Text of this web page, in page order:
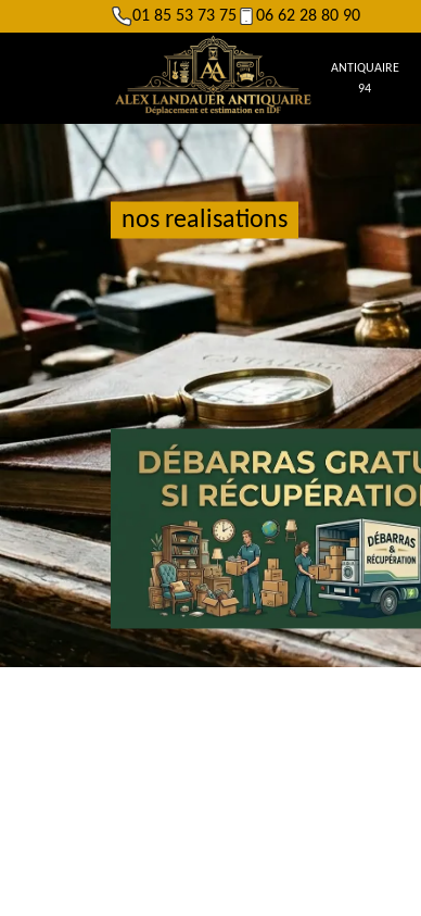
01 85 53 73 75 06 62 28 80 90
ANTIQUAIRE
94
nos realisations